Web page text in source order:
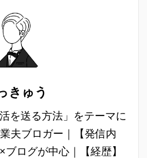
きゅう
を送る方法」をテーマに
夫ブロガー｜【発信内
ログが中心｜【経歴】